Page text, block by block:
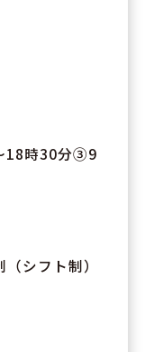
時30分③9
シフト制）